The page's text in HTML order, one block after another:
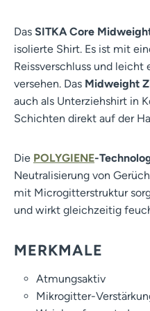
Das SITKA Core
isolierte Shirt. Es ist mit
Reissverschluss und
versehen. Das Midweight
auch als Unterziehshirt in
Schichten direkt auf der
Die POLYGIENE-
Neutralisierung von
mit Microgitterstruktur
und wirkt gleichzeitig
MERKMALE
Atmungsaktiv
Mikrogitter-